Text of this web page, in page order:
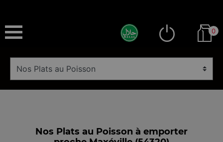
0
Nos Plats au Poisson à emporter